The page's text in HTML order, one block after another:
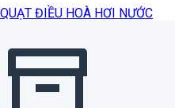
QUẠT ĐIỀU HOÀ HƠI NƯỚC